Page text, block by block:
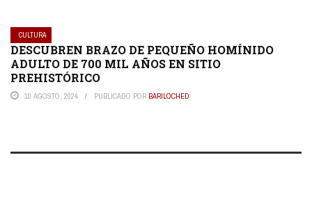
CULTURA
DESCUBREN BRAZO DE PEQUEÑO HOMÍNIDO
ADULTO DE 700 MIL AÑOS EN SITIO
PREHISTÓRICO
10 AGOSTO, 2024 PUBLICADO POR BARILOCHED